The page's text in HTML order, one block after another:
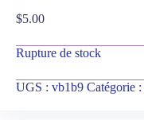
$5.00
Rupture de stock
UGS : vb1b9 Catégorie :